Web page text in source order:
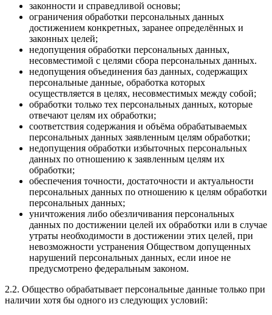
законности и справедливой основы;
ограничения обработки персональных данных
достижением конкретных, заранее определённых и
законных целей;
недопущения обработки персональных данных,
несовместимой с целями сбора персональных данных.
недопущения объединения баз данных, содержащих
персональные данные, обработка которых
осуществляется в целях, несовместимых между собой;
обработки только тех персональных данных, которые
отвечают целям их обработки;
соответствия содержания и объёма обрабатываемых
персональных данных заявленным целям обработки;
недопущения обработки избыточных персональных
данных по отношению к заявленным целям их
обработки;
обеспечения точности, достаточности и актуальности
персональных данных по отношению к целям обработки
персональных данных;
уничтожения либо обезличивания персональных
данных по достижении целей их обработки или в случае
утраты необходимости в достижении этих целей, при
невозможности устранения Обществом допущенных
нарушений персональных данных, если иное не
предусмотрено федеральным законом.
2.2. Общество обрабатывает персональные данные только при
наличии хотя бы одного из следующих условий: